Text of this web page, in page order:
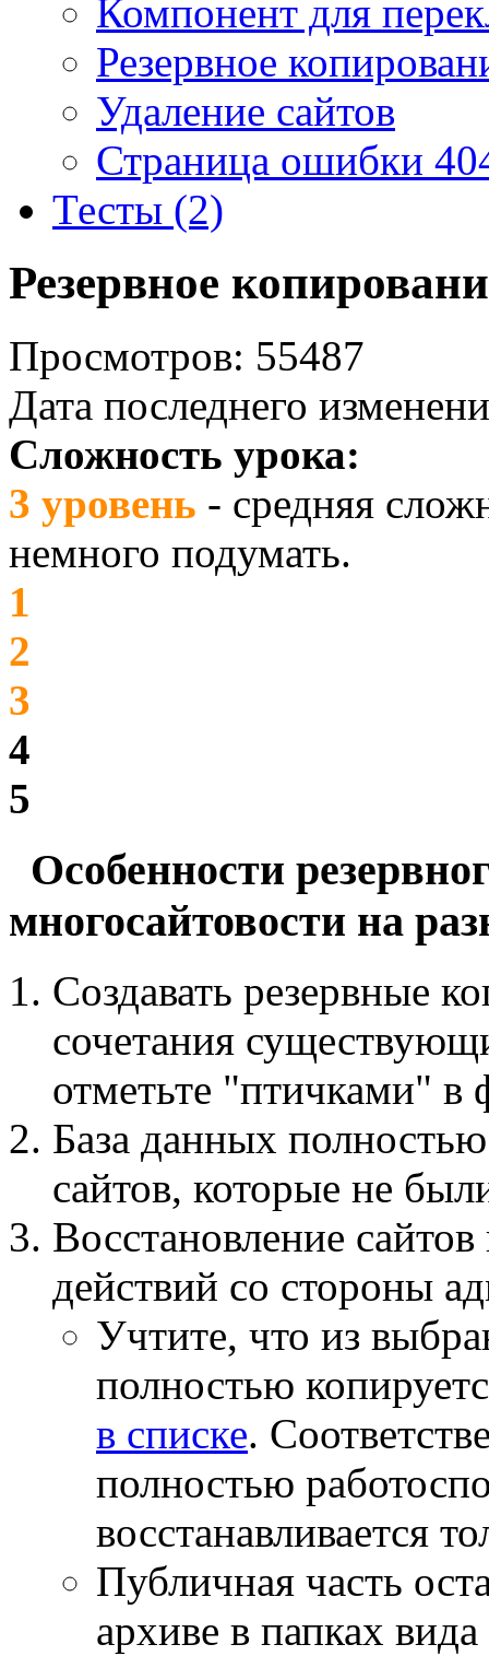
Компонент для
Резервное
Удаление сайтов
Страница ошибки
Тесты (2)
Резервное
Просмотров: 55487
Дата последнего
Сложность урока:
3 уровень - средняя
немного подумать.
1
2
3
4
5
Особенности
многосайтовости на
Создавать резервные
сочетания
отметьте "птичками"
База данных
сайтов, которые не
Восстановление
действий со стороны
Учтите, что из
полностью
в списке.
полностью
восстанавливается
Публичная часть
архиве в папках вида